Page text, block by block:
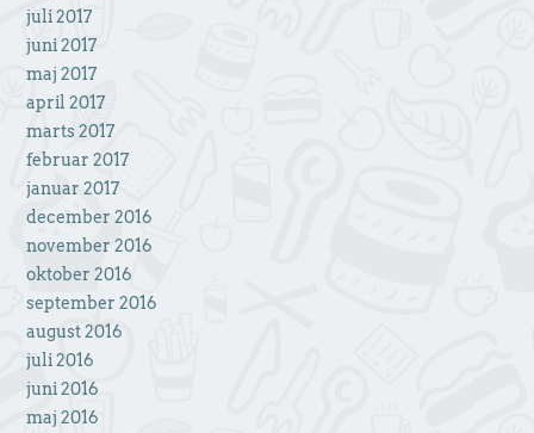
juli 2017
juni 2017
maj 2017
april 2017
marts 2017
februar 2017
januar 2017
december 2016
november 2016
oktober 2016
september 2016
august 2016
juli 2016
juni 2016
maj 2016